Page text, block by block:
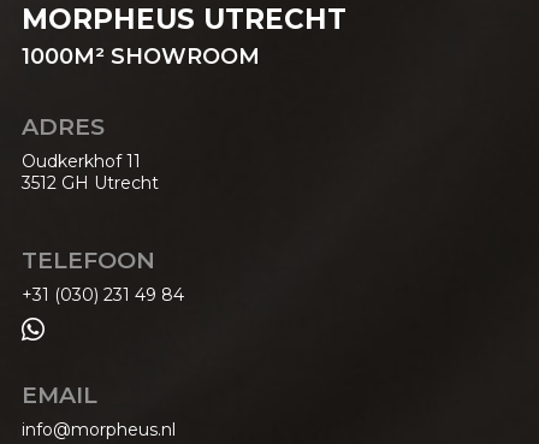
MORPHEUS UTRECHT
1000M²SHOWROOM
ADRES
Oudkerkhof 11
3512 GH Utrecht
TELEFOON
+31 (030) 231 49 84

EMAIL
info@morpheus.nl